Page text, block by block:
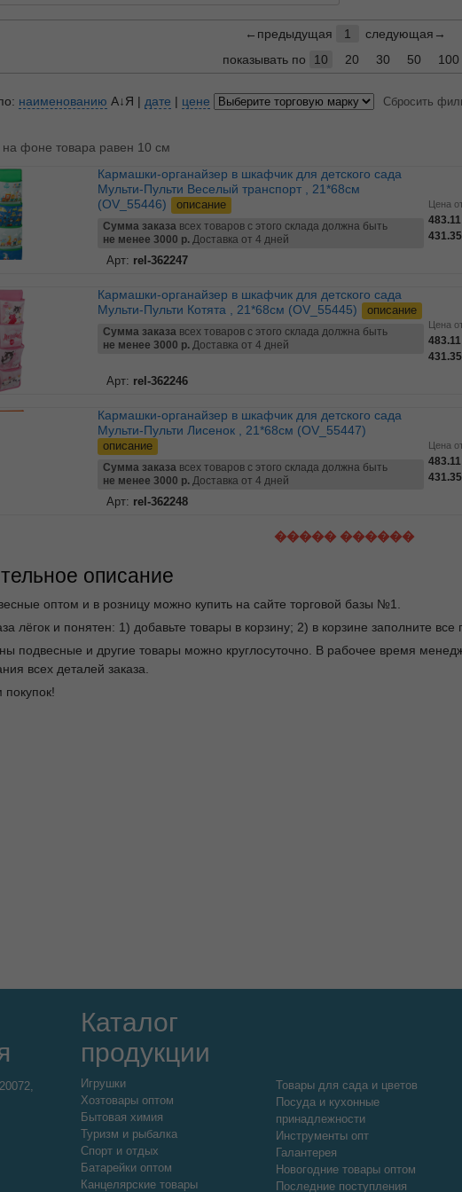
←предыдущая 1
следующая→
показывать по
10 20 30 50 100
наименованию А↓Я | дате | цене Сбросить
на фоне товара равен 10 см
Кармашки-органайзер в шкафчик для детского сада
Мульти-Пульти Веселый транспорт , 21*68см
(OV_55446)
описание
Сумма заказа всех товаров с этого склада должна быть
не менее 3000 р.Доставка от 4 дней
Арт: rel-362247
Цена
483.11
431.35
Кармашки-органайзер в шкафчик для детского сада
Мульти-Пульти Котята , 21*68см (OV_55445)
описание
Сумма заказа всех товаров с этого склада должна быть
не менее 3000 р.Доставка от 4 дней
Арт: rel-362246
Цена
483.11
431.35
Кармашки-органайзер в шкафчик для детского сада
Мульти-Пульти Лисенок , 21*68см (OV_55447)
описание
Сумма заказа всех товаров с этого склада должна быть
не менее 3000 р.Доставка от 4 дней
Арт: rel-362248
Цена
483.11
431.35
����� ������
описание
оптом и в розницу можно купить на сайте торговой базы №1.
лёгок и понятен: 1) добавьте товары в корзину; 2) в корзине заполните
подвесные и другие товары можно круглосуточно. В рабочее время
всех деталей заказа.
Каталог
продукции
Игрушки
Хозтовары оптом
Бытовая химия
Туризм и рыбалка
Спорт и отдых
Батарейки оптом
Канцелярские товары
Товары для сада и цветов
Посуда и кухонные
принадлежности
Инструменты опт
Галантерея
Новогодние товары оптом
Последние поступления